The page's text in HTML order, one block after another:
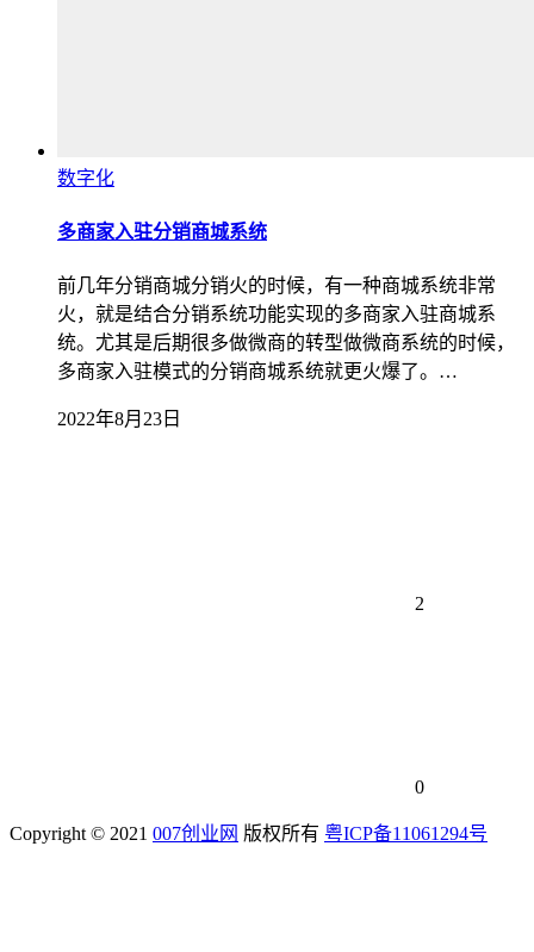
数字化
多商家入驻分销商城系统
前几年分销商城分销火的时候，有一种商城系统非常
火，就是结合分销系统功能实现的多商家入驻商城系
统。尤其是后期很多做微商的转型做微商系统的时候，
多商家入驻模式的分销商城系统就更火爆了。…
2022年8月23日
2
0
Copyright © 2021 007创业网 版权所有 粤ICP备11061294号